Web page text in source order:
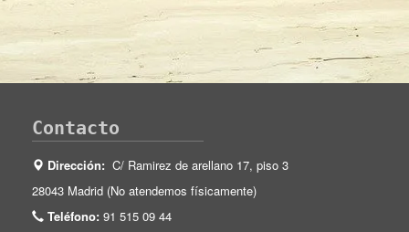
Contacto
Dirección: C/ Ramirez de arellano 17, piso 3
28043 Madrid (No atendemos físicamente)
Teléfono: 91 515 09 44